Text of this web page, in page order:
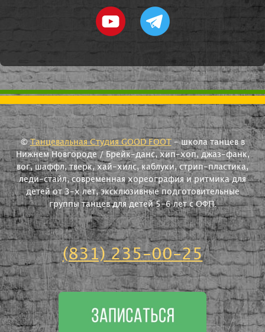
©Танцевальная Студия GOOD FOOT- школа танцев в
Нижнем Новгороде / Брейк-данс, хип-хоп, джаз-фанк,
вог, шаффл, тверк, хай-хилс, каблуки, стрип-пластика,
леди-стайл, современная хореография и ритмика для
детей от 3-х лет, эксклюзивные подготовительные
группы танцев для детей 5-6 лет с ОФП.
(831) 235-00-25